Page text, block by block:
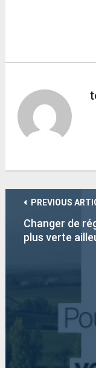
PREVIOUS
Changer de
plus verte